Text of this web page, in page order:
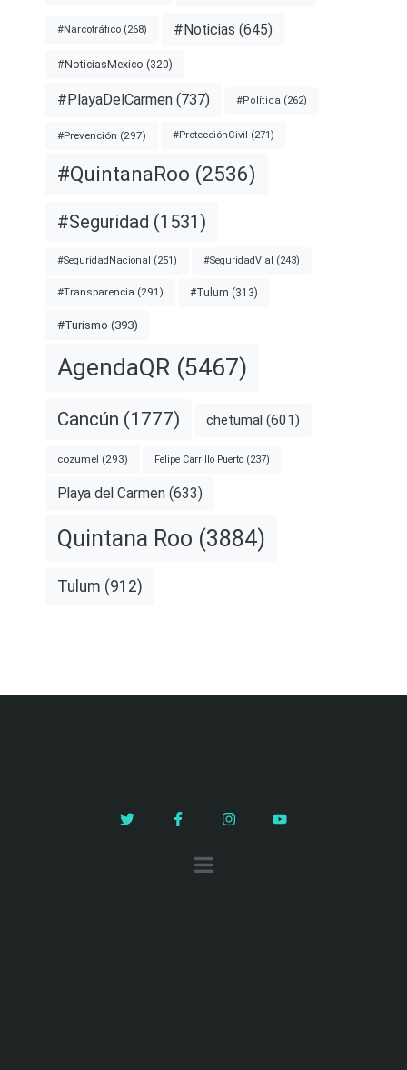
#Narcotráfico (268) #Noticias (645)
#NoticiasMexico (320)
#PlayaDelCarmen (737) #Política (262)
#Prevención (297) #ProtecciónCivil (271)
#QuintanaRoo (2536)
#Seguridad (1531)
#SeguridadNacional (251) #SeguridadVial (243)
#Transparencia (291) #Tulum (313)
#Turismo (393)
AgendaQR (5467)
Cancún (1777) chetumal (601)
cozumel (293) Felipe Carrillo Puerto (237)
Playa del Carmen (633)
Quintana Roo (3884)
Tulum (912)